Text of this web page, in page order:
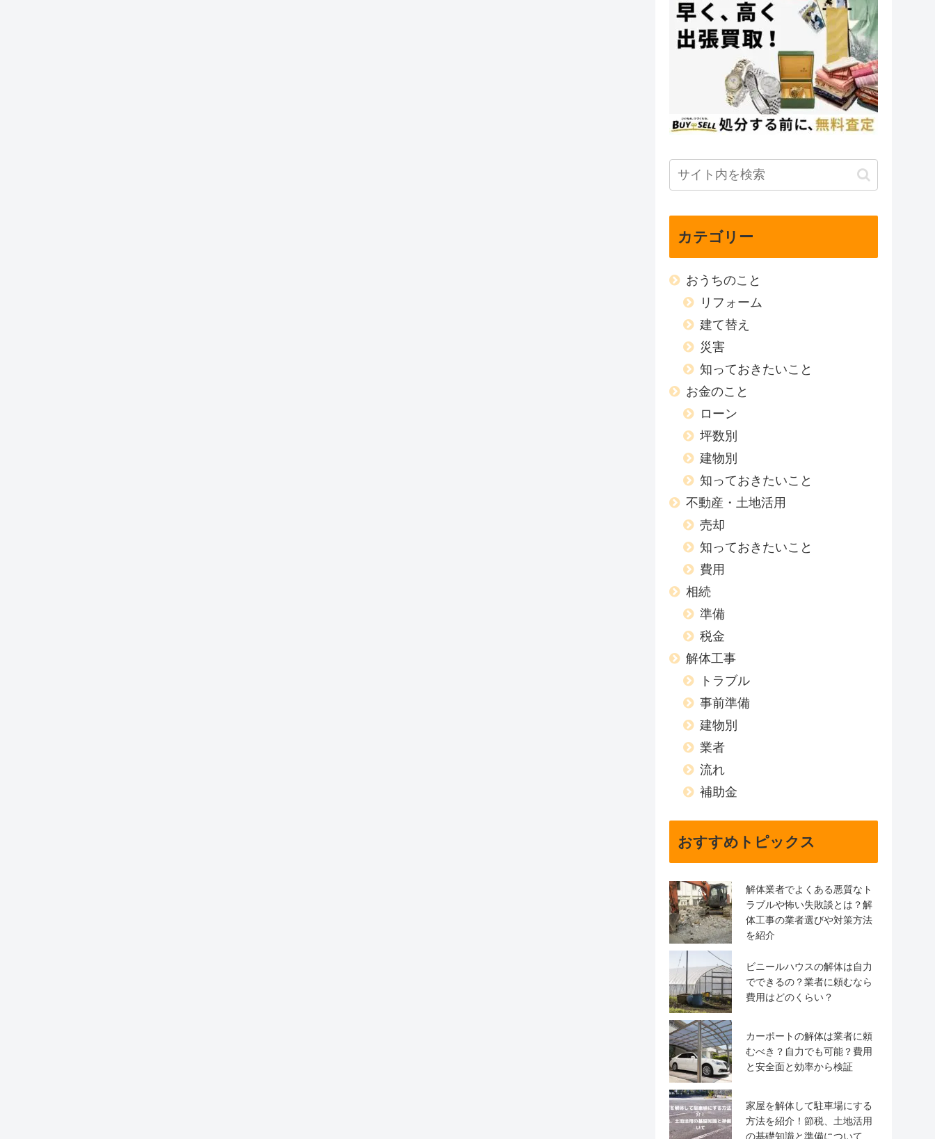
カテゴリー
おうちのこと
リフォーム
建て替え
災害
知っておきたいこと
お金のこと
ローン
坪数別
建物別
知っておきたいこと
不動産・土地活用
売却
知っておきたいこと
費用
相続
準備
税金
解体工事
トラブル
事前準備
建物別
業者
流れ
補助金
おすすめトピックス
解体業者でよくある悪質なト
ラブルや怖い失敗談とは？解
体工事の業者選びや対策方法
を紹介
ビニールハウスの解体は自力
でできるの？業者に頼むなら
費用はどのくらい？
カーポートの解体は業者に頼
むべき？自力でも可能？費用
と安全面と効率から検証
家屋を解体して駐車場にする
方法を紹介！節税、土地活用
の基礎知識と準備について